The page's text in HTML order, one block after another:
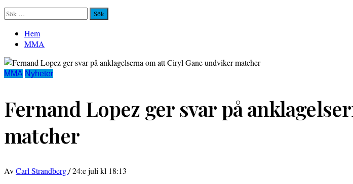
Sök
efter:
Hem
MMA
MMA Nyheter
Fernand Lopez ger svar på
matcher
AvCarl Strandberg/24:e juli kl 18:13